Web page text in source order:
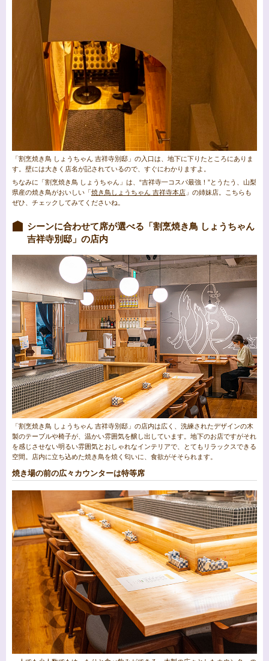
「割烹焼き鳥 しょうちゃん 吉祥寺別邸」の入口は、地下に下りたところにありま
す。壁には大きく店名が記されているので、すぐにわかりますよ。
ちなみに「割烹焼き鳥 しょうちゃん」は、“吉祥寺一コスパ最強！”とうたう、山梨
県産の焼き鳥がおいしい「 焼き鳥しょうちゃん 吉祥寺本店 」の姉妹店。こちらも
ぜひ、チェックしてみてくださいね。
シーンに合わせて席が選べる「割烹焼き鳥 しょうちゃん
吉祥寺別邸」の店内
「割烹焼き鳥 しょうちゃん 吉祥寺別邸」の店内は広く、洗練されたデザインの木
製のテーブルや椅子が、温かい雰囲気を醸し出しています。地下のお店ですがそれ
を感じさせない明るい雰囲気とおしゃれなインテリアで、とてもリラックスできる
空間。店内に立ち込めた焼き鳥を焼く匂いに、食欲がそそられます。
焼き場の前の広々カウンターは特等席